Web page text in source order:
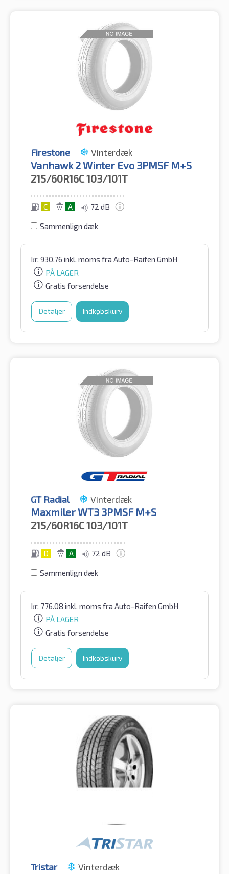
Firestone Vinterdæk
Vanhawk 2 Winter Evo 3PMSF M+S
215/60R16C103/101T
C A 72 dB
Sammenlign dæk
kr. 930.76 inkl. moms fra Auto-Raifen GmbH
PÅ LAGER
Gratis forsendelse
Detaljer Indkøbskurv
GT Radial Vinterdæk
Maxmiler WT3 3PMSF M+S
215/60R16C103/101T
D A 72 dB
Sammenlign dæk
kr. 776.08 inkl. moms fra Auto-Raifen GmbH
PÅ LAGER
Gratis forsendelse
Detaljer Indkøbskurv
Tristar Vinterdæk